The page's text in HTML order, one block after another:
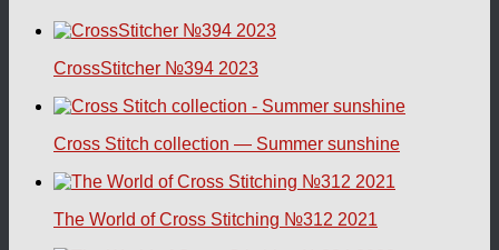
CrossStitcher №394 2023
Cross Stitch collection — Summer sunshine
The World of Cross Stitching №312 2021